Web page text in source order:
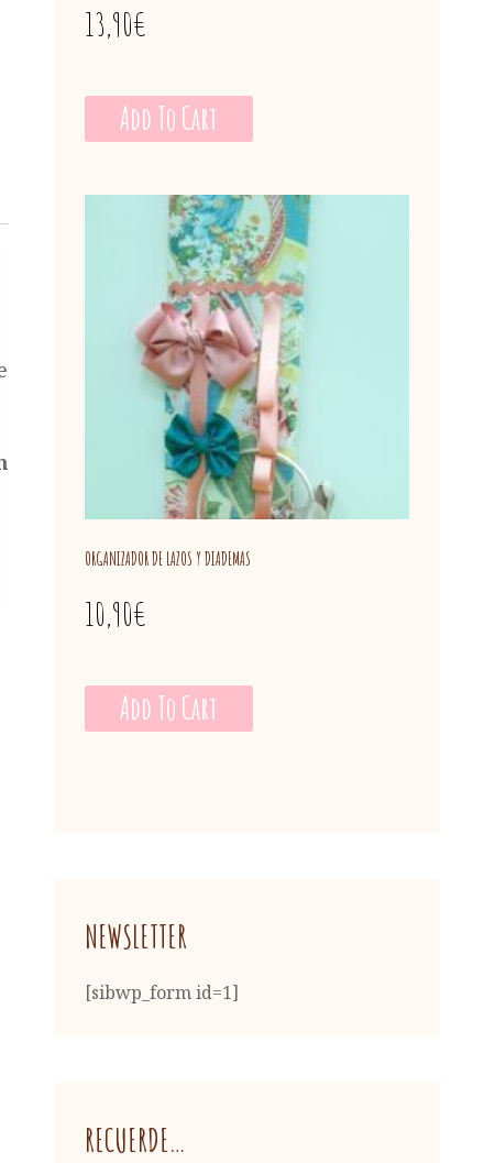
13,90€
Add To Cart
ORGANIZADOR DE LAZOS Y DIADEMAS
10,90€
Add To Cart
NEWSLETTER
[sibwp_form id=1]
RECUERDE…